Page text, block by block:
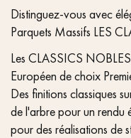
Distinguez-vous avec
Parquets Massifs LES
Les CLASSICS
Européen de choix
Des finitions classiques
de l'arbre pour un rendu
pour des réalisations de